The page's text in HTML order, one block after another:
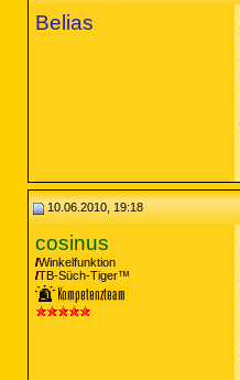
Belias
10.06.2010, 19:18
cosinus
Winkelfunktion
TB-Süch-Tiger™